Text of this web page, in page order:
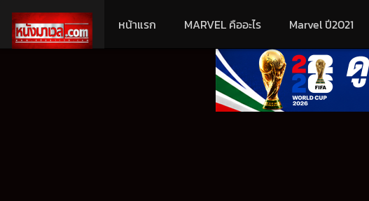
หน้าแรก MARVEL คืออะไร Marvel ปี2021